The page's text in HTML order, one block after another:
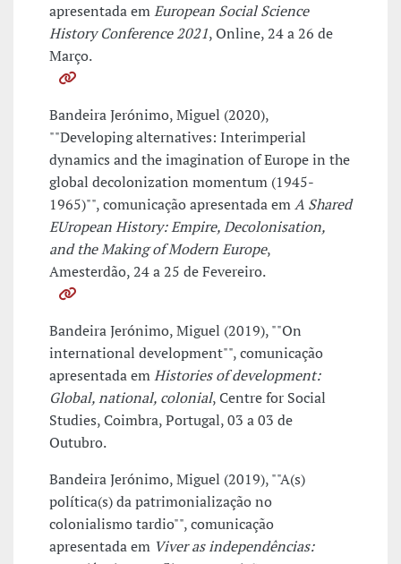
apresentada emEuropean Social Science
History Conference 2021, Online, 24 a 26 de
Março.
Bandeira Jerónimo, Miguel (2020),
""Developing alternatives: Interimperial
dynamics and the imagination of Europe in the
global decolonization momentum (1945-
1965)"", comunicação apresentada emA Shared
EUropean History: Empire, Decolonisation,
and the Making of Modern Europe,
Amesterdão, 24 a 25 de Fevereiro.
Bandeira Jerónimo, Miguel (2019), ""On
international development"", comunicação
apresentada emHistories of development:
Global, national, colonial, Centre for Social
Studies, Coimbra, Portugal, 03 a 03 de
Outubro.
Bandeira Jerónimo, Miguel (2019), ""A(s)
política(s) da patrimonialização no
colonialismo tardio"", comunicação
apresentada em Viver as independências: